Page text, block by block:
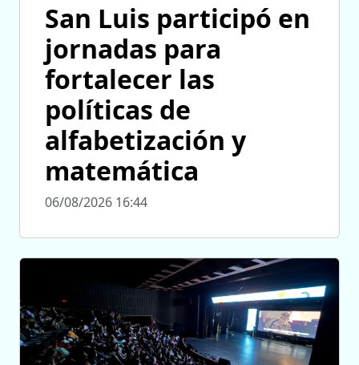
San Luis participó en
jornadas para
fortalecer las
políticas de
alfabetización y
matemática
06/08/2026 16:44